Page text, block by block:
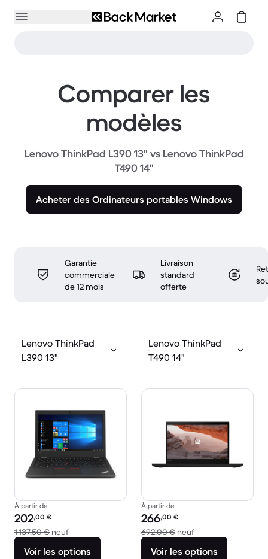
Comparer les
modèles
Lenovo ThinkPad L390 13" vs Lenovo ThinkPad
T490 14"
Acheter des Ordinateurs portables Windows
Garantie
commerciale
de 12 mois
Livraison
standard
offerte
Lenovo ThinkPad
L390 13"
Lenovo ThinkPad
T490 14"
À partir de
Prix reconditionné :
202,00 €
1 137,50 € neufcontre 1 137,50 € neuf
Voir les options
À partir de
Prix reconditionné :
266,00 €
692,00 € neufcontre 692,00 €
Voir les options